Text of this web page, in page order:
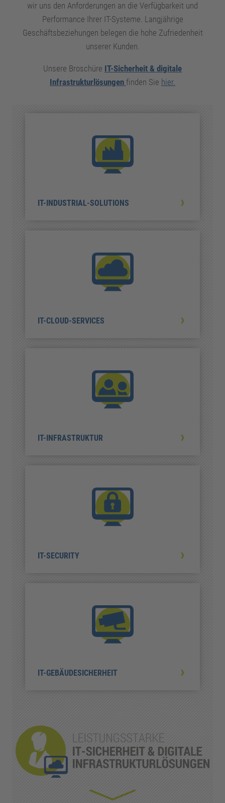
wir uns den Anforderungen an die Verfügbarkeit und
Performance Ihrer IT-Systeme. Langjährige
Geschäftsbeziehungen belegen die hohe Zufriedenheit
unserer Kunden.
Unsere Broschüre IT-Sicherheit & digitale
Infrastrukturlösungen finden Sie hier.
IT-INDUSTRIAL-SOLUTIONS
IT-CLOUD-SERVICES
IT-INFRASTRUKTUR
IT-SECURITY
IT-GEBÄUDESICHERHEIT